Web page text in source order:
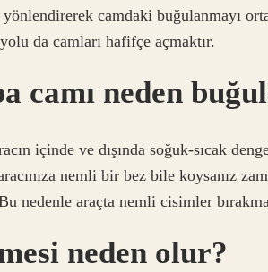
camdaki buğulanmayı
da camları hafifçe açmaktır.
camı neden
içinde ve dışında soğuk-sıcak
nemli bir bez bile koysanız
nedenle araçta nemli cisimler
neden olur?